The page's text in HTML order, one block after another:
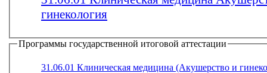
гинекология
Программы государственной итоговой аттестации
31.06.01 Клиническая медицина (Акушерство и